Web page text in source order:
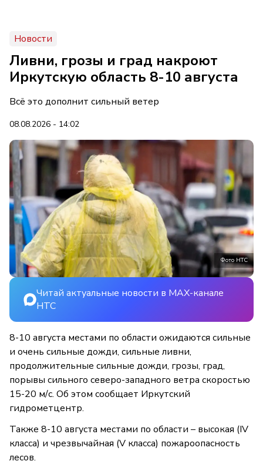
Новости
Ливни, грозы и град накроют
Иркутскую область 8-10 августа
Всё это дополнит сильный ветер
08.08.2026 - 14:02
Фото НТС
Читай актуальные новости в MAX-канале
НТС
8-10 августа местами по области ожидаются сильные
и очень сильные дожди, сильные ливни,
продолжительные сильные дожди, грозы, град,
порывы сильного северо-западного ветра скоростью
15-20 м/с. Об этом сообщает Иркутский
гидрометцентр.
Также 8-10 августа местами по области – высокая (IV
класса) и чрезвычайная (V класса) пожароопасность
лесов.